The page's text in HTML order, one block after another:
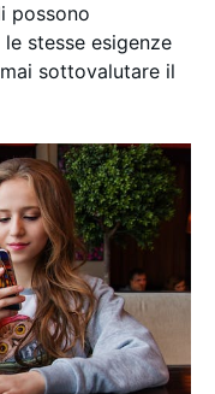
possono
stesse esigenze
sottovalutare il